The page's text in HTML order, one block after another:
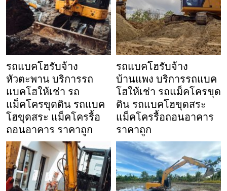
รถแบคโฮรับจ้าง
หัวตะพาน บริการรถ
แบคโฮให้เช่า รถ
แม็คโครขุดดิน รถแบค
โฮขุดสระ แม็คโครรื้อ
ถอนอาคาร ราคาถูก
รถแบคโฮรับจ้าง
บ้านแพง บริการรถแบค
โฮให้เช่า รถแม็คโครขุด
ดิน รถแบคโฮขุดสระ
แม็คโครรื้อถอนอาคาร
ราคาถูก